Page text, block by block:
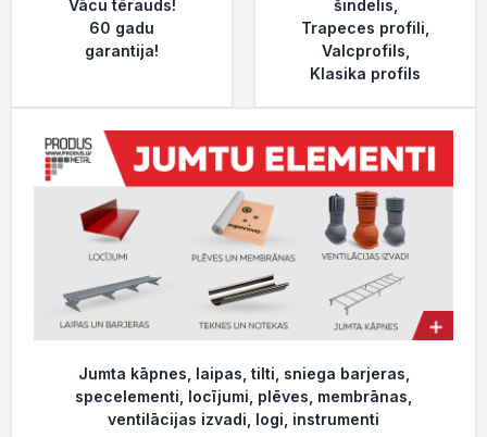
Vācu tērauds!
60 gadu
garantija!
šindelis,
Trapeces profili,
Valcprofils,
Klasika profils
Jumta kāpnes, laipas, tilti, sniega barjeras,
specelementi, locījumi, plēves, membrānas,
ventilācijas izvadi, logi, instrumenti